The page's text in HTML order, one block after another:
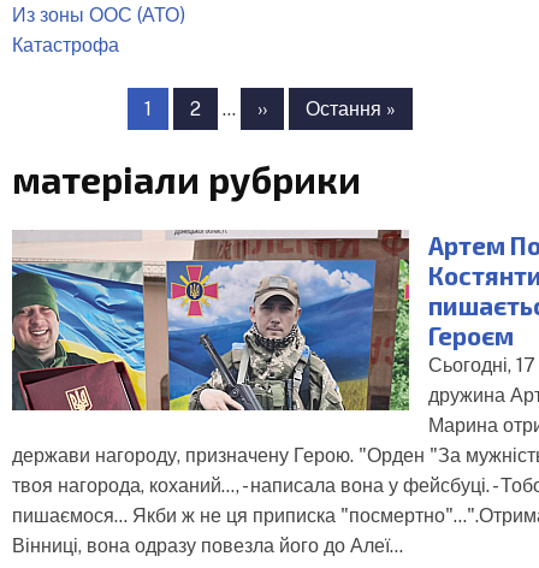
Из зоны ООС (АТО)
Катастрофа
Сторінка
1 Сторінка
2 …
Наступна
››
Остання
Остання »
матеріали рубрики
Артем
Героєм
Сьогодні,
дружина
Марина
держави нагороду, призначену Герою. "Орден "За мужність"
твоя нагорода, коханий..., - написала вона у фейсбуці. -
пишаємося... Якби ж не ця приписка
Вінниці, вона одразу повезла його до Алеї…